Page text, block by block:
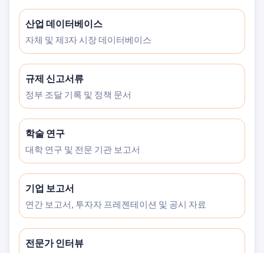
산업 데이터베이스
자체 및 제3자 시장 데이터베이스
규제 신고서류
정부 조달 기록 및 정책 문서
학술 연구
대학 연구 및 전문 기관 보고서
기업 보고서
연간 보고서, 투자자 프레젠테이션 및 공시 자료
전문가 인터뷰